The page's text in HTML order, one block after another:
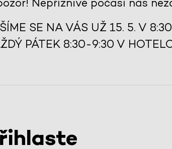
SE NA VÁS UŽ 15. 5. V 8:30
PÁTEK 8:30-9:30 V